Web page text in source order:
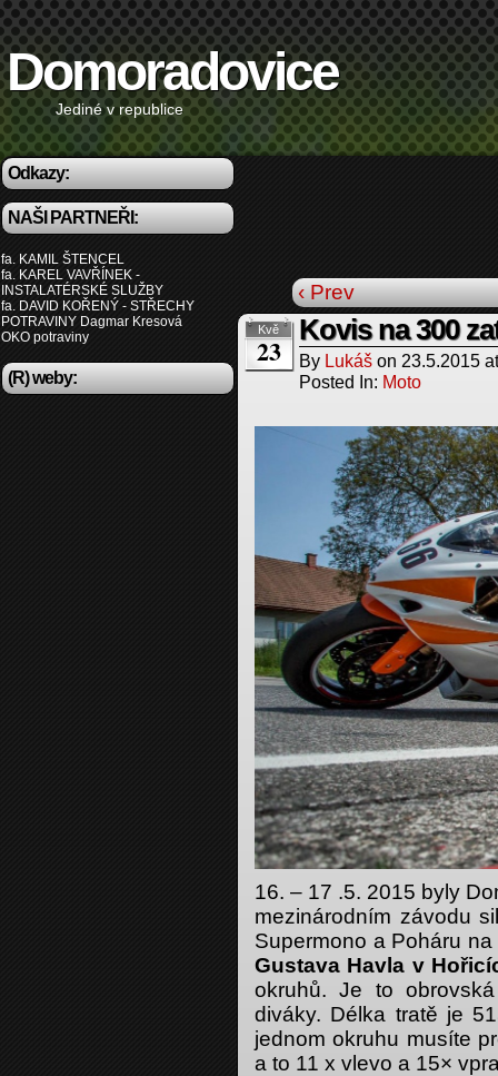
Domoradovice
Jediné v republice
Odkazy:
NAŠI PARTNEŘI:
fa. KAMIL ŠTENCEL
fa. KAREL VAVŘÍNEK -
INSTALATÉRSKÉ SLUŽBY
fa. DAVID KOŘENÝ - STŘECHY
POTRAVINY Dagmar Kresová
OKO potraviny
(R) weby:
‹ Prev
Kvě
23
Kovis na 300
By Lukáš on 23.5.2015
Posted In: Moto
16. – 17 .5. 2015 byly
mezinárodním závodu
Supermono a Poháru
Gustava Havla v
okruhů. Je to
diváky. Délka tratě je
jednom okruhu musíte
a to 11 x vlevo a 15×